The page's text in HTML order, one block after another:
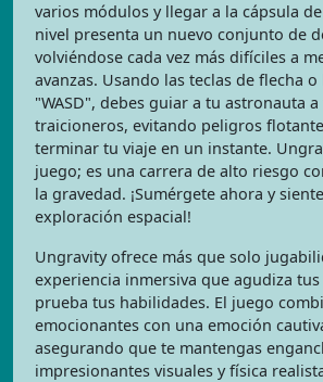
varios módulos y llegar a la cápsula de
nivel presenta un nuevo conjunto de
volviéndose cada vez más difíciles a
avanzas. Usando las teclas de flecha o
"WASD", debes guiar a tu astronauta
traicioneros, evitando peligros
terminar tu viaje en un instante.
juego; es una carrera de alto riesgo
la gravedad. ¡Sumérgete ahora y
exploración espacial!
Ungravity ofrece más que solo
experiencia inmersiva que agudiza
prueba tus habilidades. El juego
emocionantes con una emoción
asegurando que te mantengas
impresionantes visuales y física